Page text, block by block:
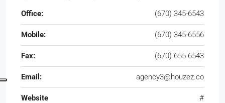
Office: (670) 345-6543
Mobile: (670) 345-6556
Fax: (670) 655-6543
Email: agency3@houzez.co
Website #